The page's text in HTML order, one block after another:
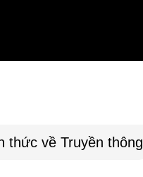
thức về Truyền thông